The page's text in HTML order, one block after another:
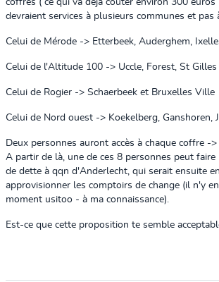
devraient services à plusieurs communes et pas
Celui de Mérode -> Etterbeek, Auderghem,
Celui de l'Altitude 100 -> Uccle, Forest, St Gilles
Celui de Rogier -> Schaerbeek et Bruxelles Ville
Celui de Nord ouest -> Koekelberg, Ganshoren,
Deux personnes auront accès à chaque coffre -
A partir de là, une de ces 8 personnes peut faire
de dette à qqn d'Anderlecht, qui serait ensuite
approvisionner les comptoirs de change (il n'y
moment usitoo - à ma connaissance).
Est-ce que cette proposition te semble